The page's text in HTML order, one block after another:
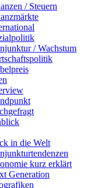
/ Steuern
/ Wachstum
in die Welt
kurz erklärt
Generation